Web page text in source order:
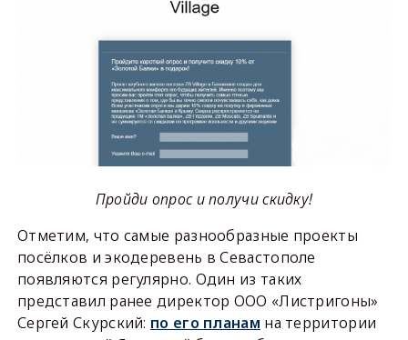
Пройди опрос и получи скидку!
Отметим, что самые разнообразные проекты
посёлков и экодеревень в Севастополе
появляются регулярно. Один из таких
представил ранее директор ООО «Листригоны»
Сергей Скурский: по его планам на территории